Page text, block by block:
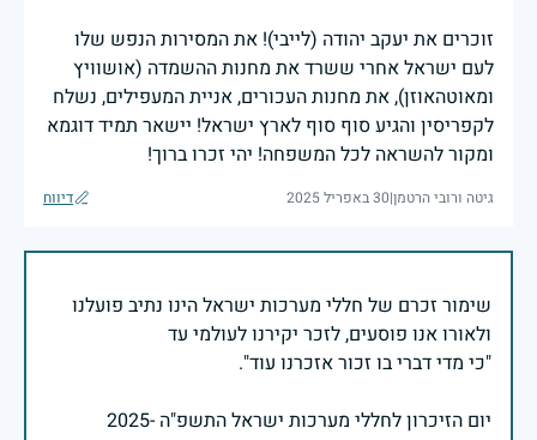
זוכרים את יעקב יהודה (לייבי)! את המסירות הנפש שלו
לעם ישראל אחרי ששרד את מחנות ההשמדה (אושוויץ
ומאוטהאוזן), את מחנות העכורים, אניית המעפילים, נשלח
לקפריסין והגיע סוף סוף לארץ ישראל! יישאר תמיד דוגמא
ומקור להשראה לכל המשפחה! יהי זכרו ברוך!
גיטה ורובי הרטמן|30 באפריל 2025 דיווח
שימור זכרם של חללי מערכות ישראל הינו נתיב פועלנו
יום הזיכרון לחללי מערכות ישראל התשפ"ה -2025